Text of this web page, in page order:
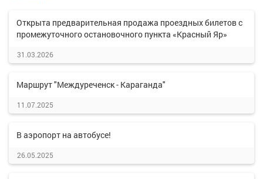
Открыта предварительная продажа проездных билетов с
промежуточного остановочного пункта «Красный Яр»
31.03.2026
Маршрут "Междуреченск - Караганда"
11.07.2025
В аэропорт на автобусе!
26.05.2025